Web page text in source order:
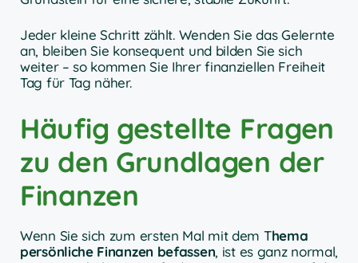
Jeder kleine Schritt zählt. Wenden Sie das Gelernte
an, bleiben Sie konsequent und bilden Sie sich
weiter – so kommen Sie Ihrer finanziellen Freiheit
Tag für Tag näher.
Häufig gestellte Fragen
zu den Grundlagen der
Finanzen
Wenn Sie sich zum ersten Mal mit dem Thema
persönliche Finanzen befassen, ist es ganz normal,